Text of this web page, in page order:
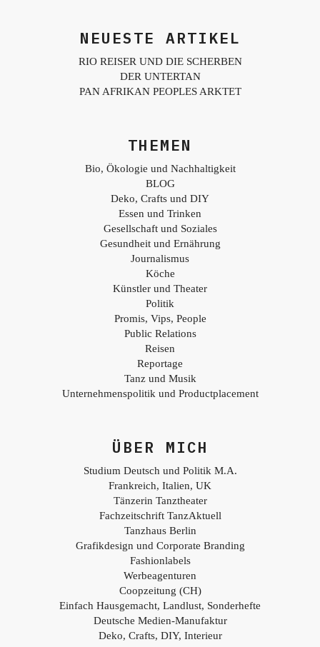
NEUESTE ARTIKEL
RIO REISER UND DIE SCHERBEN
DER UNTERTAN
PAN AFRIKAN PEOPLES ARKTET
THEMEN
Bio, Ökologie und Nachhaltigkeit
BLOG
Deko, Crafts und DIY
Essen und Trinken
Gesellschaft und Soziales
Gesundheit und Ernährung
Journalismus
Köche
Künstler und Theater
Politik
Promis, Vips, People
Public Relations
Reisen
Reportage
Tanz und Musik
Unternehmenspolitik und Productplacement
ÜBER MICH
Studium Deutsch und Politik M.A.
Frankreich, Italien, UK
Tänzerin Tanztheater
Fachzeitschrift TanzAktuell
Tanzhaus Berlin
Grafikdesign und Corporate Branding
Fashionlabels
Werbeagenturen
Coopzeitung (CH)
Einfach Hausgemacht, Landlust, Sonderhefte
Deutsche Medien-Manufaktur
Deko, Crafts, DIY, Interieur